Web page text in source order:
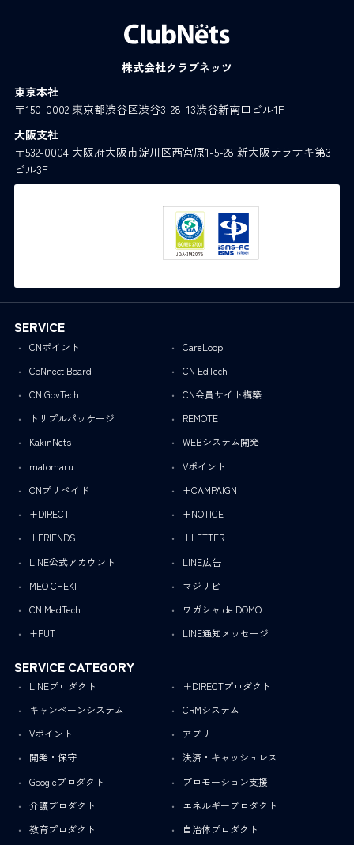
株式会社クラブネッツ
東京本社
〒150-0002 東京都渋谷区渋谷3-28-13渋谷新南口ビル1F
大阪支社
〒532-0004 大阪府大阪市淀川区西宮原1-5-28 新大阪テラサキ第3
ビル3F
SERVICE
CNポイント
CareLoop
CoNnect Board
CN EdTech
CN GovTech
CN会員サイト構築
トリプルパッケージ
REMOTE
KakinNets
WEBシステム開発
matomaru
Vポイント
CNプリペイド
+CAMPAIGN
+DIRECT
+NOTICE
+FRIENDS
+LETTER
LINE公式アカウント
LINE広告
MEO CHEKI
マジリピ
CN MedTech
ワガシャ de DOMO
+PUT
LINE通知メッセージ
SERVICE CATEGORY
LINEプロダクト
＋DIRECTプロダクト
キャンペーンシステム
CRMシステム
Vポイント
アプリ
開発・保守
決済・キャッシュレス
Googleプロダクト
プロモーション支援
介護プロダクト
エネルギープロダクト
教育プロダクト
自治体プロダクト